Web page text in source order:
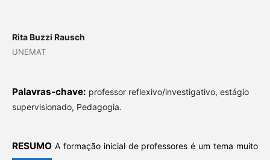
Rita Buzzi Rausch
UNEMAT
Palavras-chave: professor reflexivo/investigativo, estágio
supervisionado, Pedagogia.
RESUMOA formação inicial de professores é um tema muito